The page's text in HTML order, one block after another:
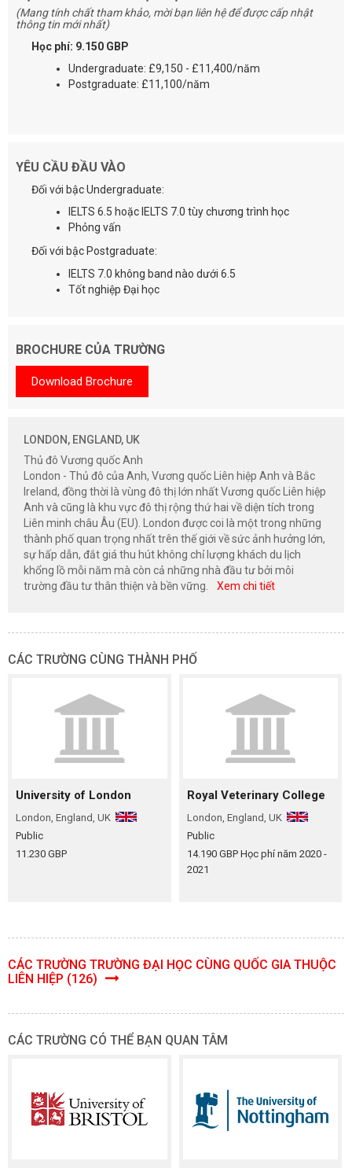
(Mang tính chất tham khảo, mời bạn liên hệ để được cấp nhật
thông tin mới nhất)
Học phí: 9.150 GBP
Undergraduate: £9,150 - £11,400/năm
Postgraduate: £11,100/năm
YÊU CẦU ĐẦU VÀO
Đối với bậc Undergraduate:
IELTS 6.5 hoặc IELTS 7.0 tùy chương trình học
Phỏng vấn
Đối với bậc Postgraduate:
IELTS 7.0 không band nào dưới 6.5
Tốt nghiệp Đại học
BROCHURE CỦA TRƯỜNG
Download Brochure
LONDON, ENGLAND, UK
Thủ đô Vương quốc Anh
London - Thủ đô của Anh, Vương quốc Liên hiệp Anh và Bắc
Ireland, đồng thời là vùng đô thị lớn nhất Vương quốc Liên hiệp
Anh và cũng là khu vực đô thị rộng thứ hai về diện tích trong
Liên minh châu Âu (EU). London được coi là một trong những
thành phố quan trọng nhất trên thế giới về sức ảnh hưởng lớn,
sự hấp dẫn, đắt giá thu hút không chỉ lượng khách du lịch
khổng lồ mỗi năm mà còn cả những nhà đầu tư bởi môi
trường đầu tư thân thiện và bền vững.
Xem chi tiết
CÁC TRƯỜNG CÙNG THÀNH PHỐ
University of London
London, England, UK
Public
11.230 GBP
Royal Veterinary College
London, England, UK
Public
14.190 GBP Học phí năm 2020 -
2021
CÁC TRƯỜNG TRƯỜNG ĐẠI HỌC CÙNG QUỐC GIA THUỘC
LIÊN HIỆP (126)
CÁC TRƯỜNG CÓ THỂ BẠN QUAN TÂM